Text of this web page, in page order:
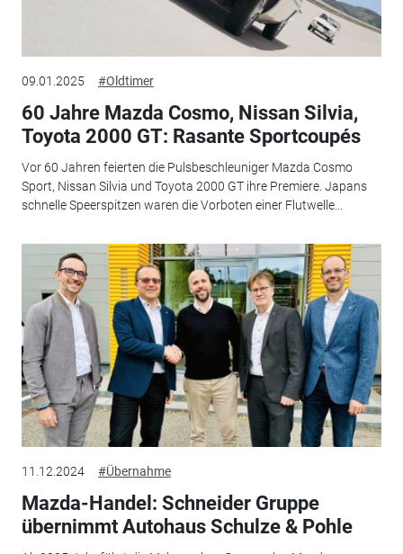
09.01.2025 #Oldtimer
60 Jahre Mazda Cosmo, Nissan Silvia,
Toyota 2000 GT: Rasante Sportcoupés
Vor 60 Jahren feierten die Pulsbeschleuniger Mazda Cosmo
Sport, Nissan Silvia und Toyota 2000 GT ihre Premiere. Japans
schnelle Speerspitzen waren die Vorboten einer Flutwelle...
11.12.2024 #Übernahme
Mazda-Handel: Schneider Gruppe
übernimmt Autohaus Schulze & Pohle